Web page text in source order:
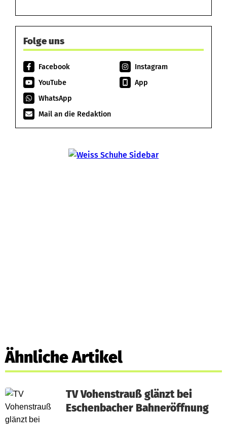
Folge uns
Facebook
Instagram
YouTube
App
WhatsApp
Mail an die Redaktion
Ähnliche Artikel
TV Vohenstrauß glänzt bei
Eschenbacher Bahneröffnung